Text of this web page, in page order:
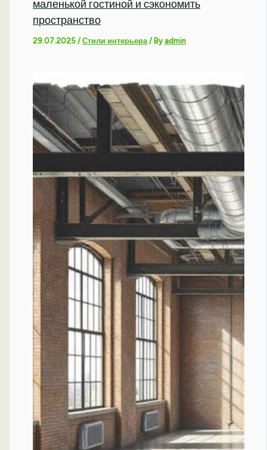
маленькой гостиной и сэкономить
пространство
29.07.2025/Стили интерьера/ Byadmin